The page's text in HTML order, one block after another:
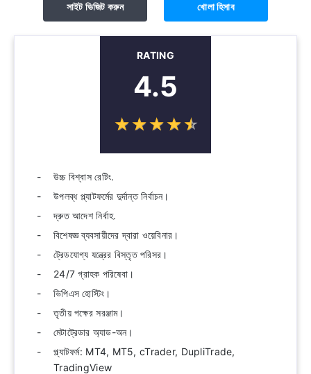
সাইট ভিজিট করুন খোলা হিসাব
RATING
4.5
☆☆☆☆☆
★★★★★
উচ্চ বিশ্বাস রেটিং.
উপলব্ধ প্ল্যাটফর্মের দুর্দান্ত নির্বাচন।
দ্রুত আদেশ নির্বাহ.
বিশেষজ্ঞ ব্যবসায়ীদের দ্বারা ওয়েবিনার।
ট্রেডযোগ্য যন্ত্রের বিস্তৃত পরিসর।
24/7 গ্রাহক পরিষেবা।
ভিপিএস হোস্টিং।
তৃতীয় পক্ষের সরঞ্জাম।
মেটাট্রেডার অ্যাড-অন।
প্ল্যাটফর্ম: MT4, MT5, cTrader, DupliTrade,
TradingView